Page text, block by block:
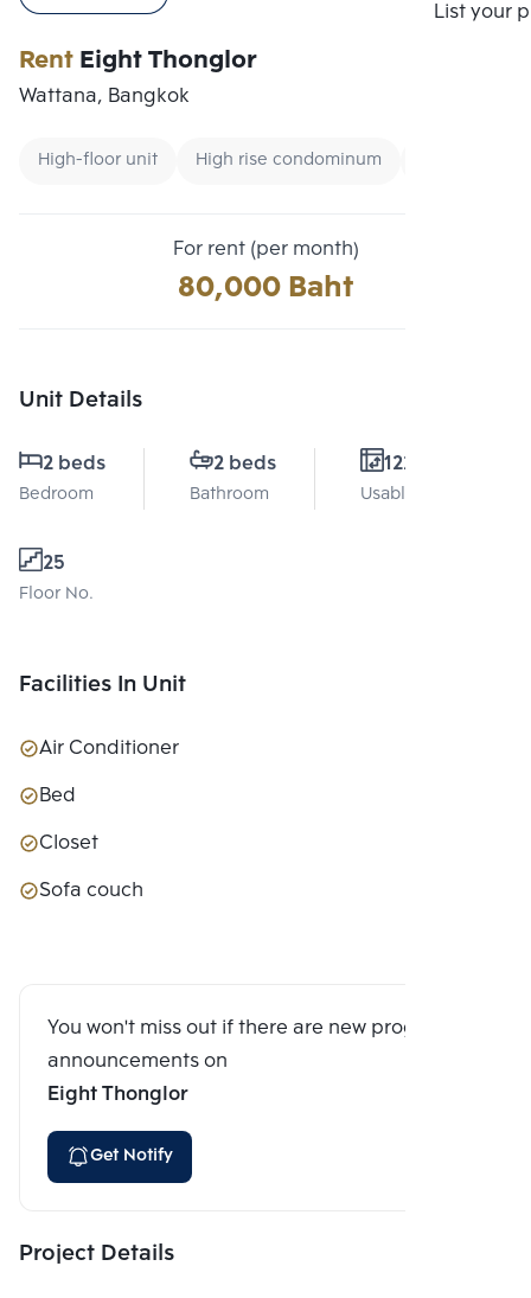
List your
RentEight Thonglor
Wattana, Bangkok
High-floor unit High rise condominum
For rent (per month)
80,000 Baht
Unit Details
2 beds
Bedroom
2 beds
Bathroom
122 Sq.m.
Usable area
25
Floor No.
Facilities In Unit
Air Conditioner
Bed
Closet
Sofa couch
You won't miss out if there are new program
announcements on
Eight Thonglor
Get Notify
Project Details